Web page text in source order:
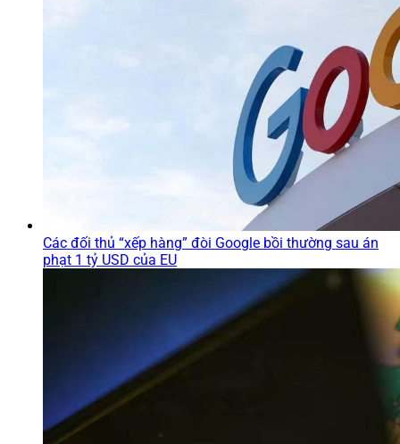
Các đối thủ “xếp hàng” đòi Google bồi thường sau án
phạt 1 tỷ USD của EU